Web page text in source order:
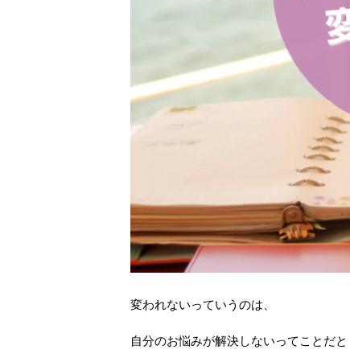
変われないっていうのは、
自分のお悩みが解決しないってことだと